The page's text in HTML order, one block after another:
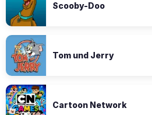
Scooby-Doo
Tom und Jerry
Cartoon Network